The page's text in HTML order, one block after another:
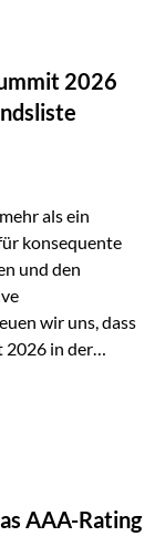
macht es für
und Tablets…
2026
als ein
konsequente
und den
wir uns, dass
2026 in der
der
Die ETF-
Angeboten
Bestätigung
AAA-Rating